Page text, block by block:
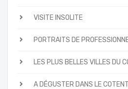
VISITE INSOLITE
PORTRAITS DE
LES PLUS BELLES VILLES DU
A DÉGUSTER DANS LE